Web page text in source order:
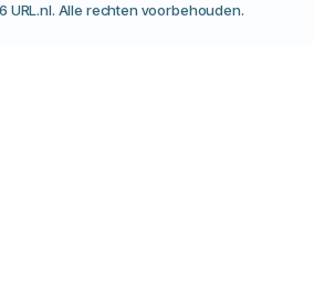
URL.nl. Alle rechten voorbehouden.